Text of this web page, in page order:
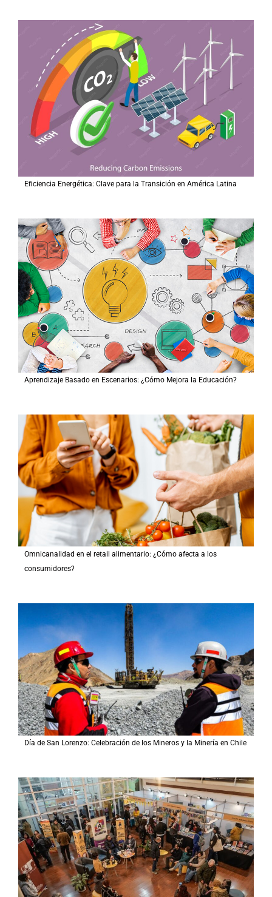
Eficiencia Energética: Clave para la Transición en América Latina
Aprendizaje Basado en Escenarios: ¿Cómo Mejora la Educación?
Omnicanalidad en el retail alimentario: ¿Cómo afecta a los
consumidores?
Día de San Lorenzo: Celebración de los Mineros y la Minería en Chile